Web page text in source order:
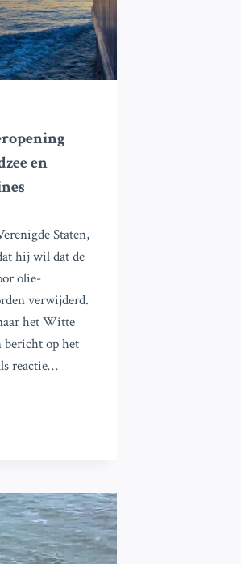
en
Staten,
hij wil dat de
olie-
verwijderd.
het Witte
bericht op het
reactie…